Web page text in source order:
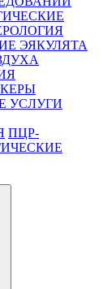
ЭЯКУЛЯТА
УСЛУГИ
ПЦР-